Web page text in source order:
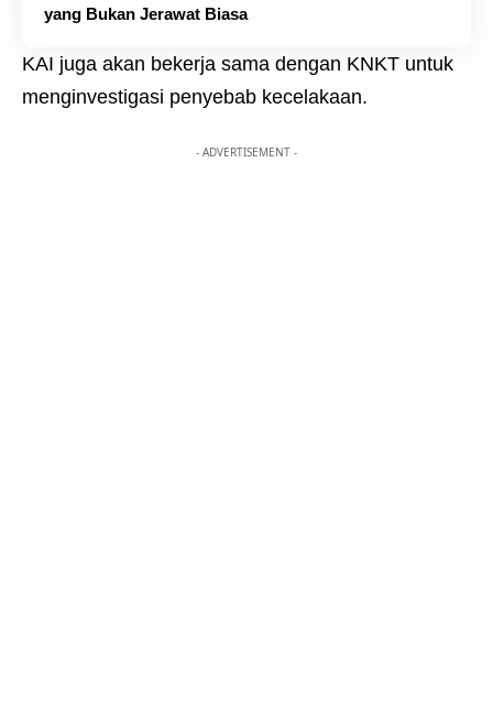
yang Bukan Jerawat Biasa
KAI juga akan bekerja sama dengan KNKT untuk
menginvestigasi penyebab kecelakaan.
- ADVERTISEMENT -